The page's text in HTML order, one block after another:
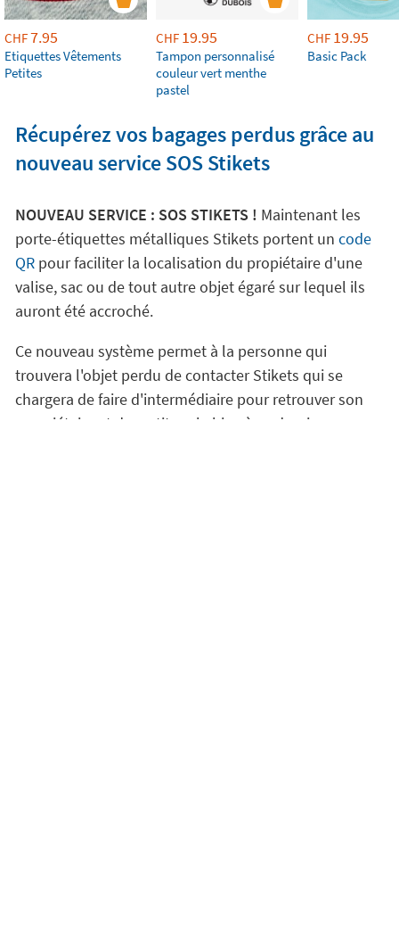
CHF7.95
Etiquettes Vêtements
Petites
CHF 19.95
Tampon personnalisé
couleur vert menthe
pastel
CHF 19.95
Basic Pack
Récupérez vos bagages perdus grâce au
nouveau service SOS Stikets
NOUVEAU SERVICE : SOS STIKETS ! Maintenant les
porte-étiquettes métalliques Stikets portent un code
QRpour faciliter la localisation du propiétaire d'une
valise, sac ou de tout autre objet égaré sur lequel ils
auront été accroché.
Ce nouveau système permet à la personne qui
trouvera l'objet perdu de contacter Stikets qui se
chargera de faire d'intermédiaire pour retrouver son
propriétaire et de restituer le bien à ce dernier.